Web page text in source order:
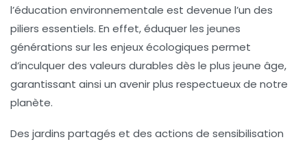
l’éducation environnementale est devenue l’un des
piliers essentiels. En effet, éduquer les jeunes
générations sur les enjeux écologiques permet
d’inculquer des valeurs durables dès le plus jeune âge,
garantissant ainsi un avenir plus respectueux de notre
planète.
Des jardins partagés et des actions de sensibilisation